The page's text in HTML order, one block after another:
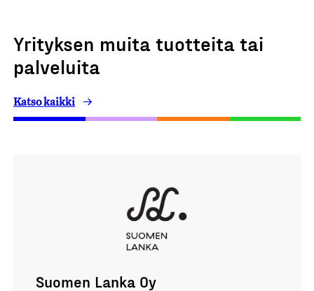
Yrityksen muita tuotteita tai
palveluita
Katso kaikki
Suomen Lanka Oy